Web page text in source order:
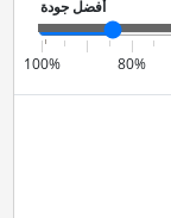
80%
100%